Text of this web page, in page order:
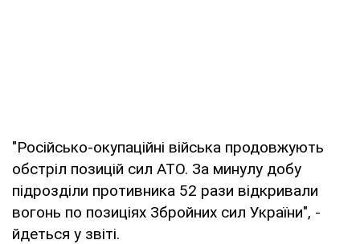
"Російсько-окупаційні війська продовжують
обстріл позицій сил АТО. За минулу добу
підрозділи противника 52 рази відкривали
вогонь по позиціях Збройних сил України", -
йдеться у звіті.